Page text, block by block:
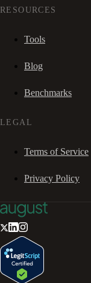
RESOURCES
Tools
Blog
Benchmarks
LEGAL
Terms of Service
Privacy Policy